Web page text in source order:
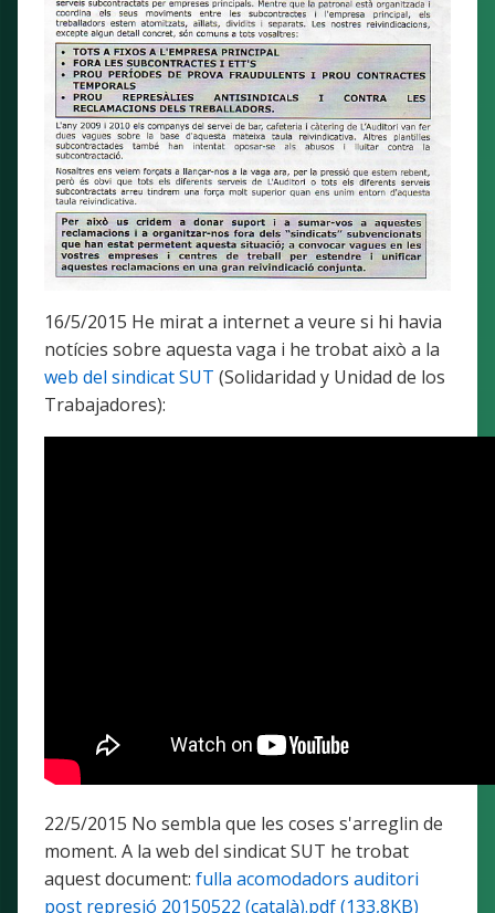
16/5/2015 He mirat a internet a veure si hi havia
notícies sobre aquesta vaga i he trobat això a la
web del sindicat SUT (Solidaridad y Unidad de los
Trabajadores):
22/5/2015 No sembla que les coses s'arreglin de
moment. A la web del sindicat SUT he trobat
aquest document: fulla acomodadors auditori
post represió 20150522 (català).pdf (133,8KB)